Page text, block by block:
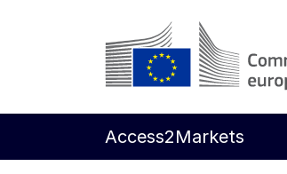
Aller directement au contenu
Access2Markets